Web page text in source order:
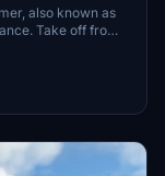
and
also known as
Take off from
carrier
Le Touquet and
trees on
de Somme. Asset